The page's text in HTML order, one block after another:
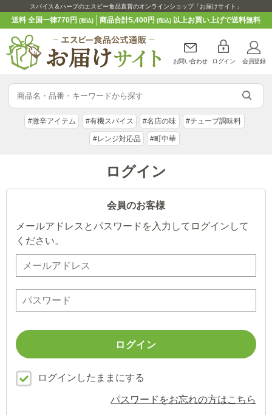
スパイス＆ハーブのエスビー食品直営のオンラインショップ「お届けサイト」
送料 全国一律770円(税込) 商品合計5,400円 (税込)以上お買い上げで送料無料
お問い合わせ ログイン 会員登録
#激辛アイテム #有機スパイス #名店の味 #チューブ調味料
#レンジ対応品 #町中華
ログイン
会員のお客様
メールアドレスとパスワードを入力してログインして
ください。
ログインしたままにする
パスワードをお忘れの方はこちら